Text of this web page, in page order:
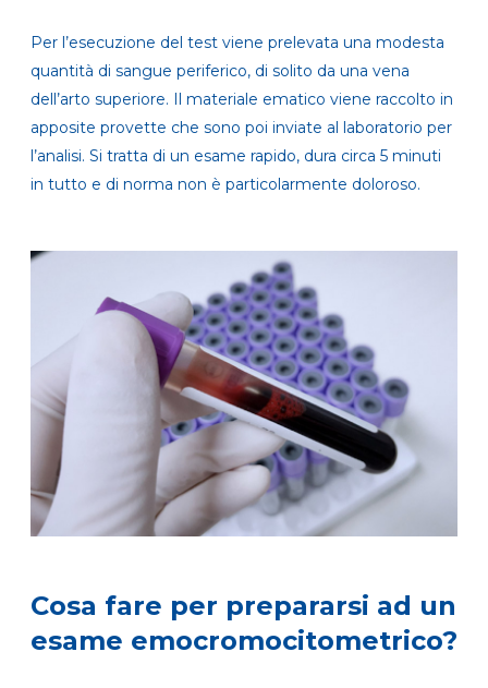
Per l’esecuzione del test viene prelevata una modesta
quantità di sangue periferico, di solito da una vena
dell’arto superiore. Il materiale ematico viene raccolto in
apposite provette che sono poi inviate al laboratorio per
l’analisi. Si tratta di un esame rapido, dura circa 5 minuti
in tutto e di norma non è particolarmente doloroso.
Cosa fare per prepararsi ad un
esame emocromocitometrico?